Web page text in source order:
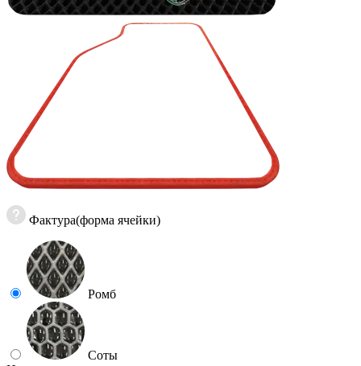
Фактура(форма ячейки)
Ромб
Соты